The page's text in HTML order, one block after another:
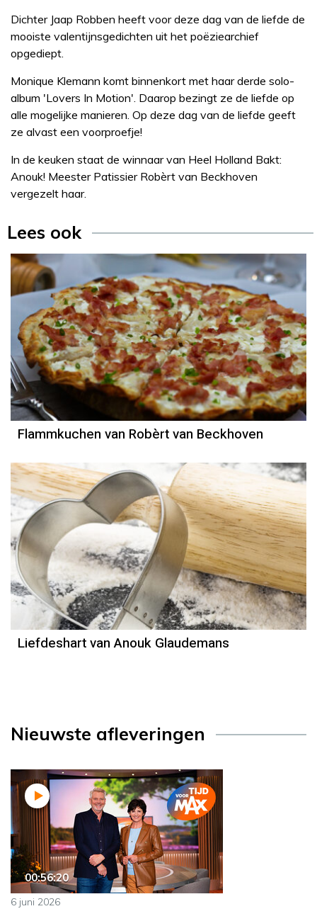
Dichter Jaap Robben heeft voor deze dag van de liefde de
mooiste valentijnsgedichten uit het poëziearchief
opgediept.
Monique Klemann komt binnenkort met haar derde solo-
album 'Lovers In Motion'. Daarop bezingt ze de liefde op
alle mogelijke manieren. Op deze dag van de liefde geeft
ze alvast een voorproefje!
In de keuken staat de winnaar van Heel Holland Bakt:
Anouk! Meester Patissier Robèrt van Beckhoven
vergezelt haar.
Lees ook
Robèrt van Beckhoven
Recept
Flammkuchen van Robèrt van Beckhoven
Anouk Glaudemans
Recept
Liefdeshart van Anouk Glaudemans
Nieuwste afleveringen
00:56:20
6 juni 2026